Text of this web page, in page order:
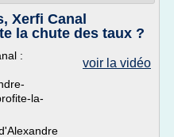
Xerfi Canal
la chute des taux ?
voir la vidéo
:
la-